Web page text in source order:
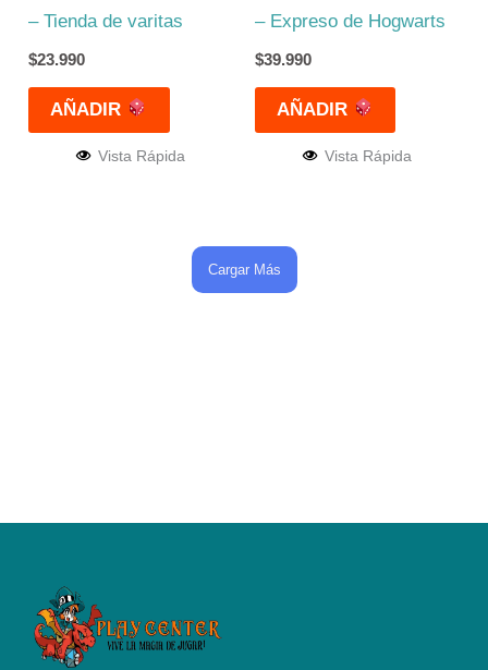
– Tienda de varitas
$23.990
AÑADIR
Vista Rápida
– Expreso de Hogwarts
$39.990
AÑADIR
Vista Rápida
Cargar Más